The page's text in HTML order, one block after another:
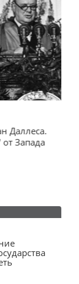
Даллеса.
Запада